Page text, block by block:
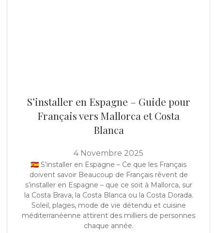
S’installer en Espagne – Guide pour
Français vers Mallorca et Costa
Blanca
4 Novembre 2025
🇪🇸 S’installer en Espagne – Ce que les Français
doivent savoir Beaucoup de Français rêvent de
s’installer en Espagne – que ce soit à Mallorca, sur
la Costa Brava, la Costa Blanca ou la Costa Dorada.
Soleil, plages, mode de vie détendu et cuisine
méditerranéenne attirent des milliers de personnes
chaque année.